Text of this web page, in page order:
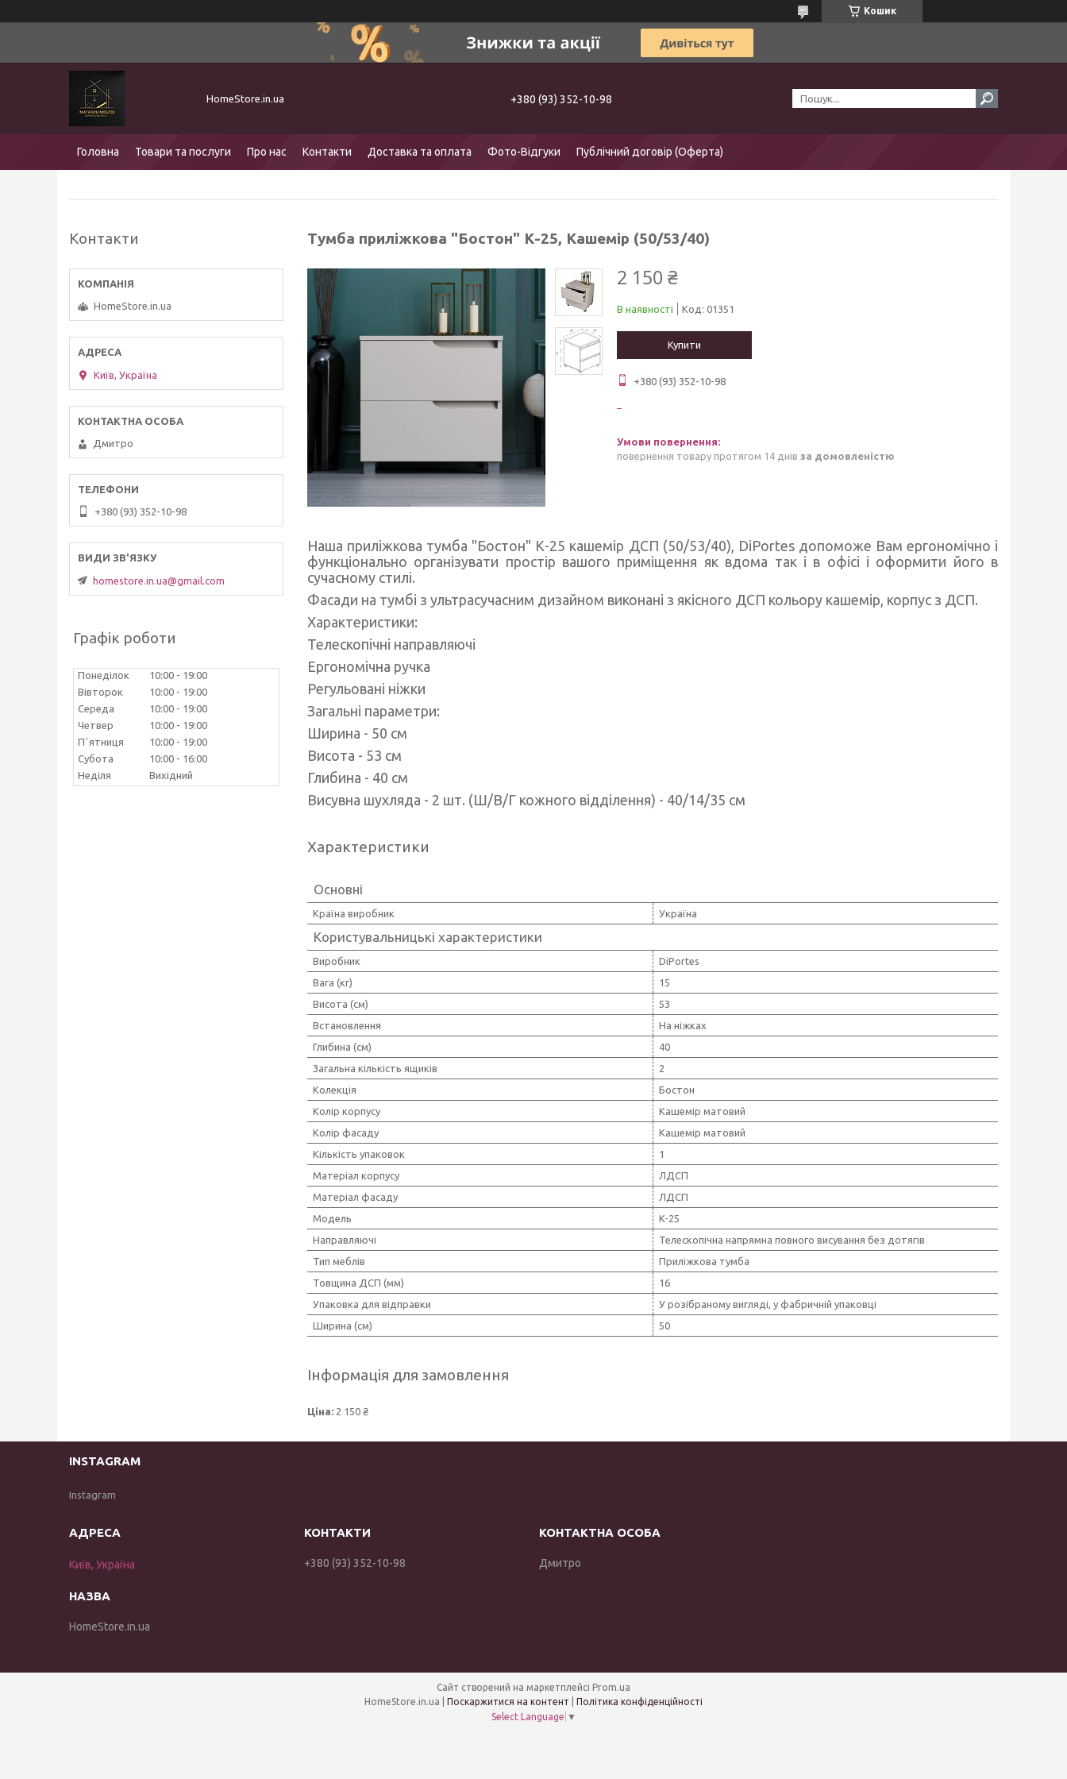
Кошик
HomeStore.in.ua +380 (93) 352-10-98
Головна Товари та послуги Про нас Контакти Доставка та оплата Фото-Відгуки Публічний договір (Оферта)
Тумба приліжкова "Бостон" К-25, Кашемір (50/53/40)
2 150 ₴
В наявності Код: 01351
Купити
+380 (93) 352-10-98
повернення товару протягом 14 днів за домовленістю
Наша приліжкова тумба "Бостон" К-25 кашемір ДСП (50/53/40), DiPortes допоможе Вам ергономічно і
функціонально організувати простір вашого приміщення як вдома так і в офісі і оформити його в
сучасному стилі.
Фасади на тумбі з ультрасучасним дизайном виконані з якісного ДСП кольору кашемір, корпус з ДСП.
Характеристики:
Телескопічні направляючі
Ергономічна ручка
Регульовані ніжки
Загальні параметри:
Ширина - 50 см
Висота - 53 см
Глибина - 40 см
Висувна шухляда - 2 шт. (Ш/В/Г кожного відділення) - 40/14/35 см
Характеристики
Основні
Країна виробник Україна
Користувальницькі характеристики
Виробник
DiPortes
Вага (кг)
15
Висота (см)
53
Встановлення
На ніжках
Глибина (см)
40
Загальна кількість ящиків
2
Колекція
Бостон
Колір корпусу
Кашемір матовий
Колір фасаду
Кашемір матовий
Кількість упаковок
1
Матеріал корпусу
ЛДСП
Матеріал фасаду
ЛДСП
Мoдель
K-25
Направляючі
Телескопічна напрямна повного висування без дотягів
Тип меблів
Приліжкова тумба
Товщина ДСП (мм)
16
Упаковка для відправки
У розібраному вигляді, у фабричній упаковці
Ширина (см)
50
Інформація для замовлення
Ціна: 2 150 ₴
Контакти
HomeStore.in.ua
Київ, Україна
Дмитро
+380 (93) 352-10-98
homestore.in.ua@gmail.com
Графік роботи
Понеділок 10:00
19:00
Вівторок
10:00
19:00
Середа
10:00
19:00
Четвер
10:00
19:00
Пʼятниця
10:00
19:00
Субота
10:00
16:00
Неділя
Вихідний
INSTAGRAM
Instagram
Київ, Україна
HomeStore.in.ua
+380 (93) 352-10-98 Дмитро
Сайт створений на маркетплейсі Prom.ua
Поскаржитися на контент
Політика конфіденційності
Select Language ▼